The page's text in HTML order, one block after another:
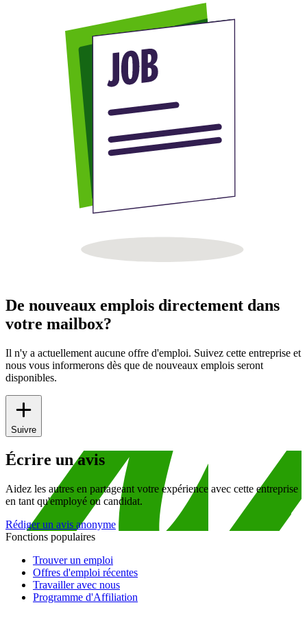
De nouveaux emplois directement dans
votre mailbox?
Il n'y a actuellement aucune offre d'emploi. Suivez cette entreprise et
nous vous informerons dès que de nouveaux emplois seront
disponibles.
Suivre
Écrire un avis
Aidez les autres en partageant votre expérience avec cette entreprise
en tant qu'employé ou candidat.
Rédiger un avis anonyme
Fonctions populaires
Trouver un emploi
Offres d'emploi récentes
Travailler avec nous
Programme d'Affiliation